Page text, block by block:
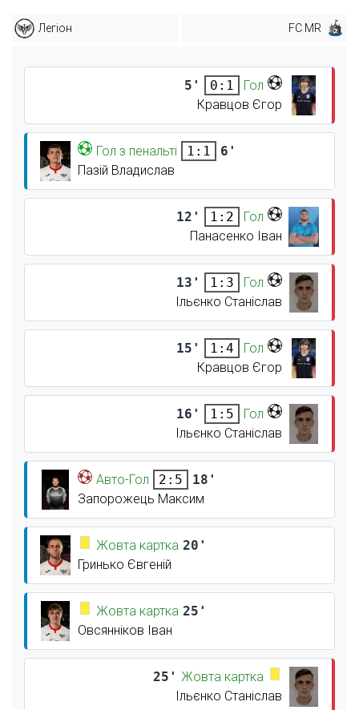
Легіон FC MR
5' 0:1
Гол
Кравцов Єгор
Гол з пенальті 1:1
6'
Пазій Владислав
12' 1:2
Гол
Панасенко Іван
13' 1:3
Гол
Ільєнко Станіслав
15' 1:4
Гол
Кравцов Єгор
16' 1:5
Гол
Ільєнко Станіслав
Авто-Гол 2:5
18'
Запорожець Максим
Жовта картка 20'
Гринько Євгеній
Жовта картка 25'
Овсянніков Іван
25' Жовта картка
Ільєнко Станіслав